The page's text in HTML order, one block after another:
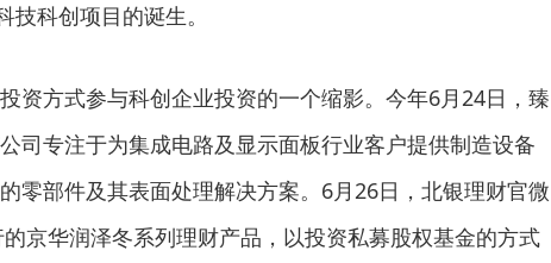
科创项目的诞生。
方式参与科创企业投资的一个缩影。今年6月24日，臻
司专注于为集成电路及显示面板行业客户提供制造设备
零部件及其表面处理解决方案。6月26日，北银理财官微
京华润泽冬系列理财产品，以投资私募股权基金的方式